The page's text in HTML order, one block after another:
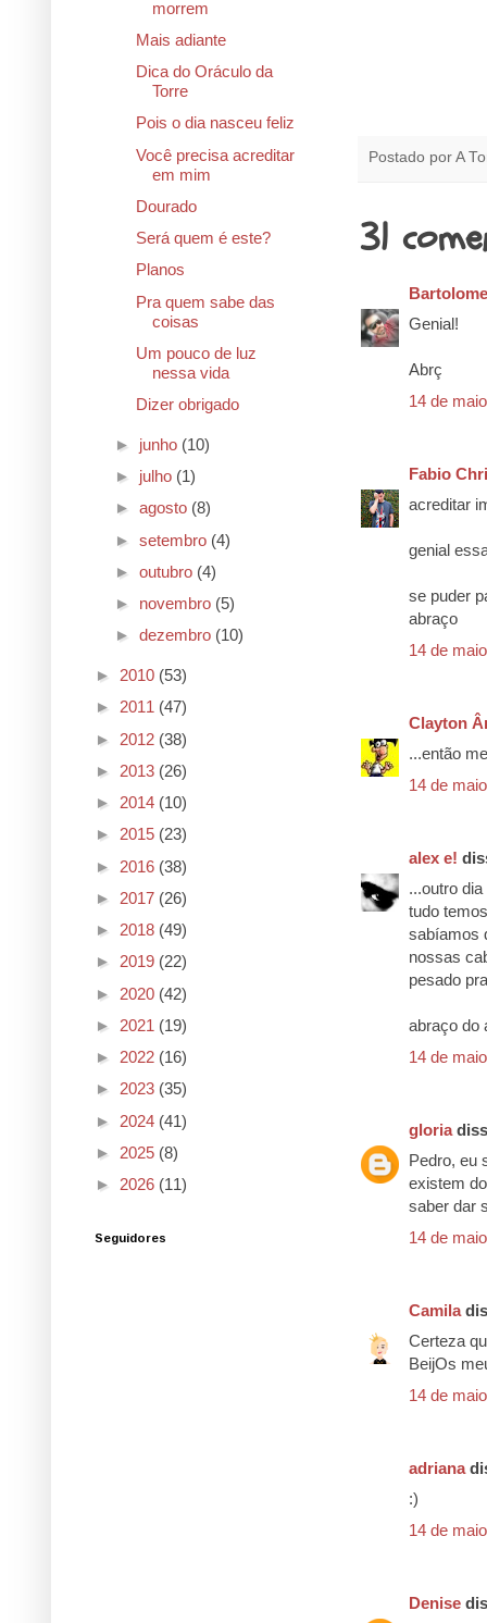
Postado por A
31
Genial!
Abrç
14 de
Fabio
acreditar
genial
se puder
abraço
14 de
Clayton
...então
14 de
alex e!
...outro
tudo
sabíamos
nossas
pesado
abraço do
14 de
gloria
Pedro, eu
existem
saber dar
14 de
Camila
Certeza
BeijOs
14 de
adriana
:)
14 de
Denise
morrem
Mais adiante
Dica do Oráculo da
Torre
Pois o dia nasceu feliz
Você precisa acreditar
em mim
Dourado
Será quem é este?
Planos
Pra quem sabe das
coisas
Um pouco de luz
nessa vida
Dizer obrigado
► junho (10)
► julho (1)
► agosto (8)
► setembro (4)
► outubro (4)
► novembro (5)
► dezembro (10)
► 2010 (53)
► 2011 (47)
► 2012 (38)
► 2013 (26)
► 2014 (10)
► 2015 (23)
► 2016 (38)
► 2017 (26)
► 2018 (49)
► 2019 (22)
► 2020 (42)
► 2021 (19)
► 2022 (16)
► 2023 (35)
► 2024 (41)
► 2025 (8)
► 2026 (11)
Seguidores